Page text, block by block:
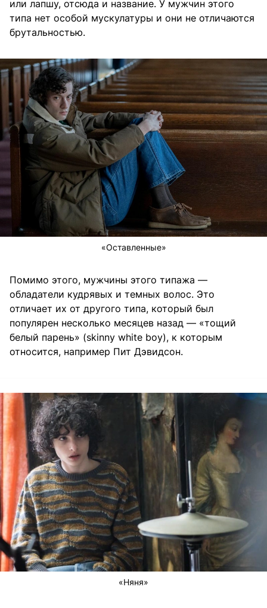
или лапшу, отсюда и название. У мужчин этого
типа нет особой мускулатуры и они не отличаются
брутальностью.
«Оставленные»
Помимо этого, мужчины этого типажа —
обладатели кудрявых и темных волос. Это
отличает их от другого типа, который был
популярен несколько месяцев назад — «тощий
белый парень» (skinny white boy), к которым
относится, например Пит Дэвидсон.
«Няня»